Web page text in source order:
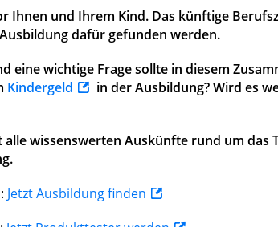
Ihnen und Ihrem Kind. Das künftige
dafür gefunden werden.
eine wichtige Frage sollte in diesem
Kindergeld
in der Ausbildung? Wird es
wissenswerten Auskünfte rund um das
Jetzt Ausbildung finden